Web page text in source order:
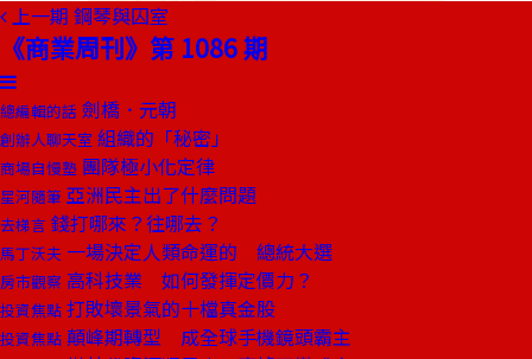
上一期 鋼琴與囚室
《商業周刊》第 1086 期
總編輯的話 劍橋．元朝
創辦人聊天室 組織的「秘密」
商場自慢塾 團隊極小化定律
星河隨筆 亞洲民主出了什麼問題
去梯言 錢打哪來？往哪去？
馬丁沃夫 一場決定人類命運的 總統大選
房市觀察 高科技業 如何發揮定價力？
投資焦點 打敗壞景氣的十檔真金股
投資焦點 顛峰期轉型 成全球手機鏡頭霸主